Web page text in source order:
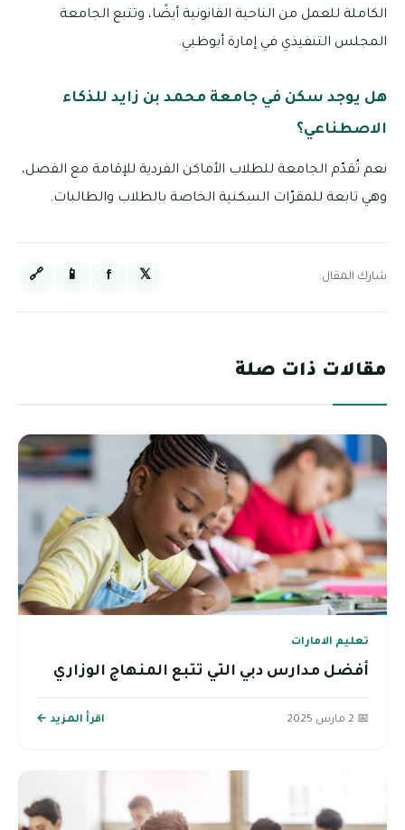
الكاملة للعمل من الناحية القانونية أيضًا، وتتبع الجامعة
المجلس التنفيذي في إمارة أبوظبي.
هل يوجد سكن في جامعة محمد بن زايد للذكاء
الاصطناعي؟
نعم تُقدّم الجامعة للطلاب الأماكن الفردية للإقامة مع الفصل،
وهي تابعة للمقرّات السكنية الخاصة بالطلاب والطالبات.
شارك المقال: 𝕏
f
📱
🔗
مقالات ذات صلة
تعليم الامارات
أفضل مدارس دبي التي تتبع المنهاج الوزاري
📅 2 مارس 2025 اقرأ المزيد ←